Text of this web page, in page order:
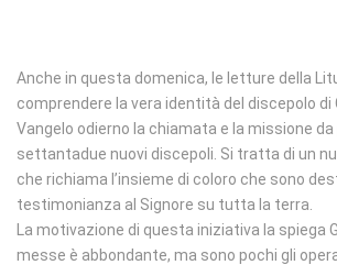
Anche in questa domenica, le letture della
comprendere la vera identità del discepolo di
Vangelo odierno la chiamata e la missione
settantadue nuovi discepoli. Si tratta di un
che richiama l’insieme di coloro che sono
testimonianza al Signore su tutta la terra.
La motivazione di questa iniziativa la spiega
messe è abbondante, ma sono pochi gli